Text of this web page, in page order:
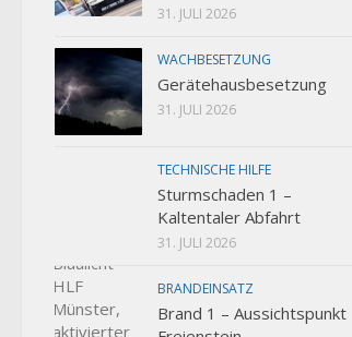
31. JULI 2026
WACHBESETZUNG
Gerätehausbesetzung
31. JULI 2026
TECHNISCHE HILFE
Sturmschaden 1 –
Kaltentaler Abfahrt
31. JULI 2026
BRANDEINSATZ
Brand 1 – Aussichtspunkt